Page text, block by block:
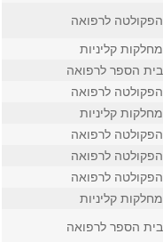
הפקולטה לרפואה
מחלקות קליניות
בית הספר לרפואה
הפקולטה לרפואה
מחלקות קליניות
הפקולטה לרפואה
הפקולטה לרפואה
הפקולטה לרפואה
מחלקות קליניות
בית הספר לרפואה